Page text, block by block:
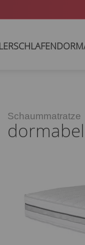
SCHLAFEN
Schaummatratze